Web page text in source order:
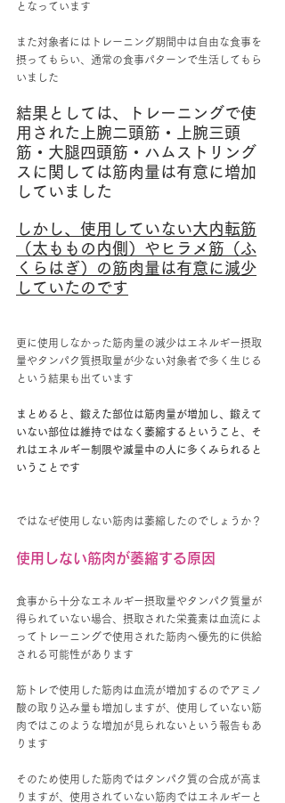
となっています
また対象者にはトレーニング期間中は自由な食事を
摂ってもらい、通常の食事パターンで生活してもら
いました
結果としては、トレーニングで使
用された上腕二頭筋・上腕三頭
筋・大腿四頭筋・ハムストリング
スに関しては筋肉量は有意に増加
していました
しかし、使用していない大内転筋
（太ももの内側）やヒラメ筋（ふ
くらはぎ）の筋肉量は有意に減少
していたのです
更に使用しなかった筋肉量の減少はエネルギー摂取
量やタンパク質摂取量が少ない対象者で多く生じる
という結果も出ています
まとめると、鍛えた部位は筋肉量が増加し、鍛えて
いない部位は維持ではなく萎縮するということ、そ
れはエネルギー制限や減量中の人に多くみられると
いうことです
ではなぜ使用しない筋肉は萎縮したのでしょうか？
使用しない筋肉が萎縮する原因
食事から十分なエネルギー摂取量やタンパク質量が
得られていない場合、摂取された栄養素は血流によ
ってトレーニングで使用された筋肉へ優先的に供給
される可能性があります
筋トレで使用した筋肉は血流が増加するのでアミノ
酸の取り込み量も増加しますが、使用していない筋
肉ではこのような増加が見られないという報告もあ
ります
そのため使用した筋肉ではタンパク質の合成が高ま
りますが、使用されていない筋肉ではエネルギーと